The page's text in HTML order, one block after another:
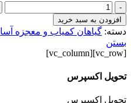
-
گیاه
خولنجان
عدد
افزودن به سبد خرید
دسته: گیاهان کمیاب و معجزه آسا
بستن
[vc_row][vc_column]
تحویل اکسپرس
تحویل اکسپرس